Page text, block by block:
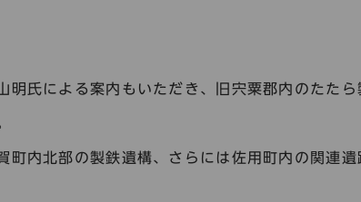
明氏による案内もいただき、旧宍粟郡内のたた
町内北部の製鉄遺構、さらには佐用町内の関連